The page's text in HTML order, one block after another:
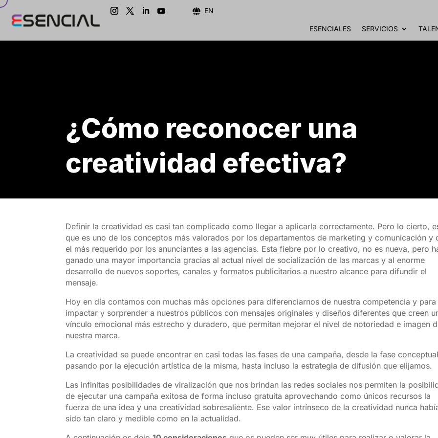
 EN
ESENCIALES SERVICIOS
¿Cómo reconocer una
creatividad efectiva?
Definir la creatividad es casi tan complicado como llegar a aplicarla correctamente. Pero lo cierto,
que es uno de los conceptos más valorados por los departamentos de marketing y comunicación y
el más requerido por los anunciantes a las agencias. Esta fiebre por lo creativo, no es nueva, pero
ganado una mayor importancia gracias al actual nivel de socialización de las marcas y al enorme
desarrollo de nuevos soportes, canales y formatos publicitarios a nuestro alcance para difundir el
mensaje.
Hoy en día contamos con muchas más opciones para diferenciarnos de nuestra competencia y para
impactar y sorprender a nuestros públicos con mensajes originales y diseños diferentes que creen
vínculo emocional más estrecho y duradero, que permitan mejorar el nivel de notoriedad e imagen
nuestra marca.
La creatividad se puede encontrar en casi todas las fases de una campaña, desde la fase conceptual
pasando por la ejecución artística de la misma, hasta incluso la estrategia de difusión que elijamos.
Las infinitas posibilidades de viralización que nos brindan las redes sociales nos permiten la
de ejecutar una campaña exitosa de forma incluso gratuita aprovechando como únicos recursos la
fuerza de una idea y una creatividad sobresaliente. Ese valor intrínseco de la creatividad nunca
sido tan claro y medible como en la actualidad.